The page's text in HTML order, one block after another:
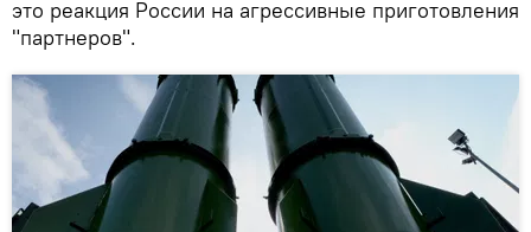
это реакция России на агрессивные приготовления
"партнеров".